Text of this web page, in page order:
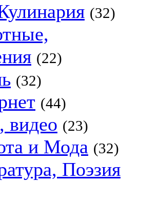
(32)
(22)
(32)
(44)
видео (23)
и Мода (32)
Поэзия